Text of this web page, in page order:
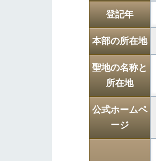
登記年
本部の所在地
聖地の名称と
所在地
公式ホームペ
ージ